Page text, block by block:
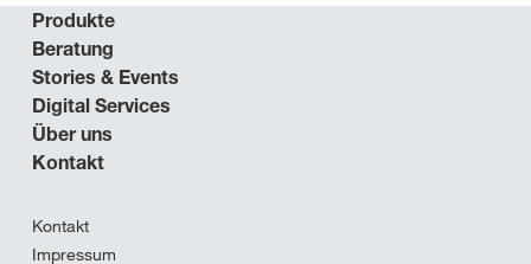
Produkte
Beratung
Stories & Events
Digital Services
Über uns
Kontakt
Kontakt
Impressum